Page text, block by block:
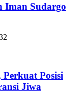
Iman Sudargo
Posisi
Jiwa